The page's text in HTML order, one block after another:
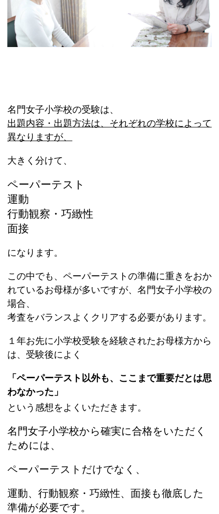
名門女子小学校の受験は、
出題内容・出題方法は、それぞれの学校によって
異なりますが、
大きく分けて、
ペーパーテスト
運動
行動観察・巧緻性
面接
になります。
この中でも、ペーパーテストの準備に重きをおか
れているお母様が多いですが、名門女子小学校の
場合、
考査をバランスよくクリアする必要があります。
１年お先に小学校受験を経験されたお母様方から
は、受験後によく
「ペーパーテスト以外も、ここまで重要だとは思
わなかった」
という感想をよくいただきます。
名門女子小学校から確実に合格をいただく
ためには、
ペーパーテストだけでなく、
運動、行動観察・巧緻性、面接も徹底した
準備が必要です。